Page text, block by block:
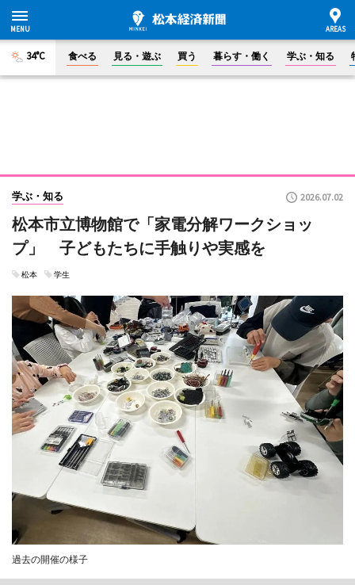
34°C 食べる 見る・遊ぶ 買う 暮らす・働く 学ぶ・知る
学ぶ・知る 2026.07.02
松本市立博物館で「家電分解ワークショッ
プ」 子どもたちに手触りや実感を
松本 学生
過去の開催の様子